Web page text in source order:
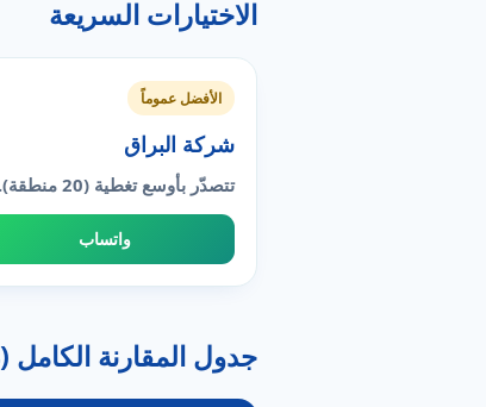
الاختيارات السريعة
الأفضل عموماً
شركة البراق
تتصدّر بأوسع تغطية (20 منطقة).
واتساب
جدول المقارنة الكامل (34 شركة)